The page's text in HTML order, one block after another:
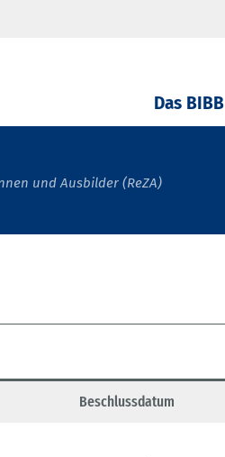
Das BIBB
und Ausbilder (ReZA)
Beschlussdatum